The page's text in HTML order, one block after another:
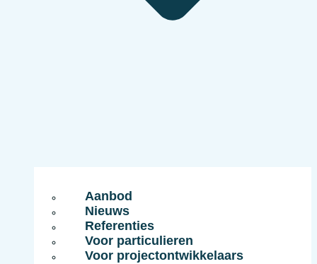
Aanbod
Nieuws
Referenties
Voor particulieren
Voor projectontwikkelaars